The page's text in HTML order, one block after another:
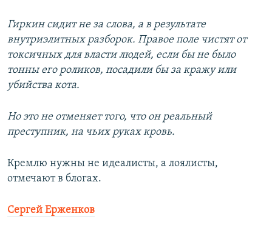
Гиркин сидит не за слова, а в результате
внутриэлитных разборок. Правое поле чистят от
токсичных для власти людей, если бы не было
тонны его роликов, посадили бы за кражу или
убийства кота.
Но это не отменяет того, что он реальный
преступник, на чьих руках кровь.
Кремлю нужны не идеалисты, а лоялисты,
отмечают в блогах.
Сергей Ерженков